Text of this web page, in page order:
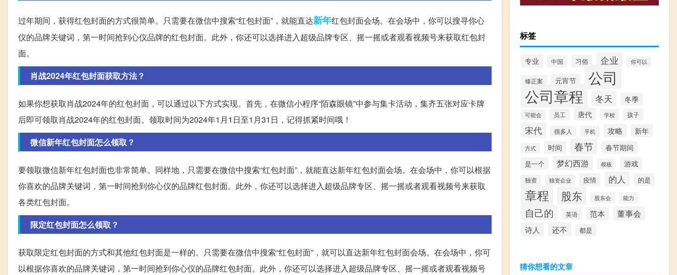
过年期间，获得红包封面的方式很简单。只需要在微信中搜索“红包封面”，就能直达新年红包封面会场。在会场中，你可以搜寻你心
仪的品牌关键词，第一时间抢到心仪品牌的红包封面。此外，你还可以选择进入超级品牌专区、摇一摇或者观看视频号来获取红包封
面。
肖战2024年红包封面获取方法？
如果你想获取肖战2024年的红包封面，可以通过以下方式实现。首先，在微信小程序“陌森眼镜”中参与集卡活动，集齐五张对应卡牌
后即可领取肖战2024年的红包封面。领取时间为2024年1月1日至1月31日，记得抓紧时间哦！
微信新年红包封面怎么领取？
要领取微信新年红包封面也非常简单。同样地，只需要在微信中搜索“红包封面”，就能直达新年红包封面会场。在会场中，你可以根据
你喜欢的品牌关键词，第一时间抢到你心仪的品牌红包封面。此外，你还可以选择进入超级品牌专区、摇一摇或者观看视频号来获取
各类红包封面。
限定红包封面怎么领取？
获取限定红包封面的方式和其他红包封面是一样的。只需要在微信中搜索“红包封面”，就可以直达新年红包封面会场。在会场中，你可
以根据你喜欢的品牌关键词，第一时间抢到你心仪的品牌红包封面。此外，你还可以选择进入超级品牌专区、摇一摇或者观看视频号
标签
专业 中国 习俗 企业 你可以
修正案 元宵节 公司
公司章程 冬天 冬季
可能会 员工 唐代 学校 孩子
宋代 很多人 手机 攻略 新年
方式 时间 春节 春节期间
是一个 梦幻西游 模板 游戏
独资 独资企业 疫情 的人 的是
章程 股东 股东会 能力
自己的 英语 范本 董事会
诗人 还不 都是
猜你想看的文章